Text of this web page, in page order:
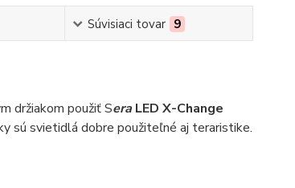
Súvisiaci tovar 9
držiakom použiť SeraLED X-Change
sú svietidlá dobre použiteľné aj teraristike.